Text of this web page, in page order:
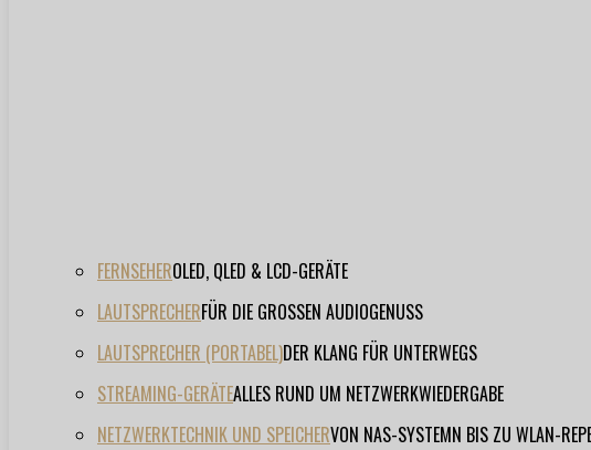
FERNSEHEROLED, QLED & LCD-GERÄTE
LAUTSPRECHERFÜR DIE GROSSEN AUDIOGENUSS
LAUTSPRECHER (PORTABEL)DER KLANG FÜR UNTERWEGS
STREAMING-GERÄTEALLES RUND UM NETZWERKWIEDERGABE
NETZWERKTECHNIK UND SPEICHERVON NAS-SYSTEMN BIS ZU WLAN-